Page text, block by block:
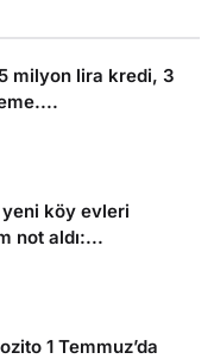
milyon lira kredi, 3
köy evleri
not aldı:...
1 Temmuz’da